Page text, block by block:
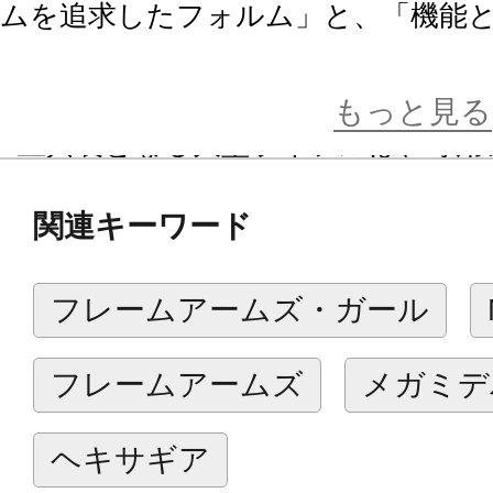
ムを追求したフォルム」と、「機能
ーム」を内蔵し、ライフルを背部か
でにないリアリスティックな演出が
ます。
■脚部に高速移動用のローラーユニ
基を擁する大型スカートアーマーを
もっと見る
関連キーワード
フレームアームズ・ガール
フレームアームズ メガミ
ヘキサギア